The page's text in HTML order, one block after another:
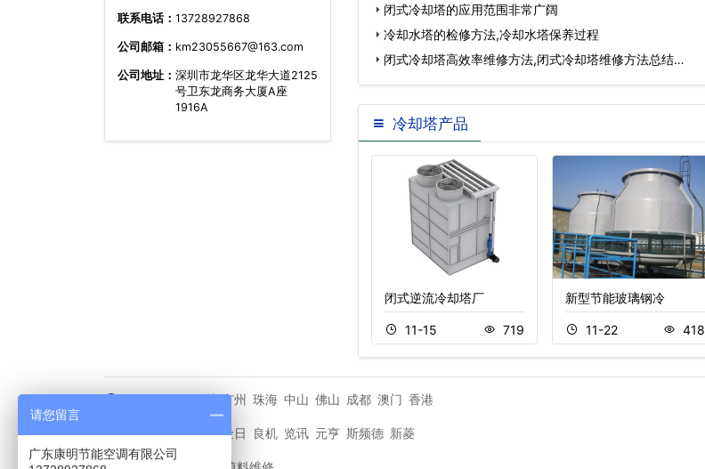
联系电话： 13728927868
公司邮箱： km23055667@163.com
公司地址： 深圳市龙华区龙华大道2125
号卫东龙商务大厦A座
1916A
哪…闭式冷却塔的应用范围非常广阔
冷却水塔的检修方法,冷却水塔保养过程
闭式冷却塔高效率维修方法,闭式冷却塔维修方法总结…
冷却塔产品
闭式逆流冷却塔厂
11-15 719
新型节能玻璃钢冷
11-22 418
深圳 广州 珠海 中山 佛山 成都 澳门 香港
其他品牌 马利 金日 良机 览讯 元亨 斯频德 新菱
请您留言
广东康明节能空调有限公司